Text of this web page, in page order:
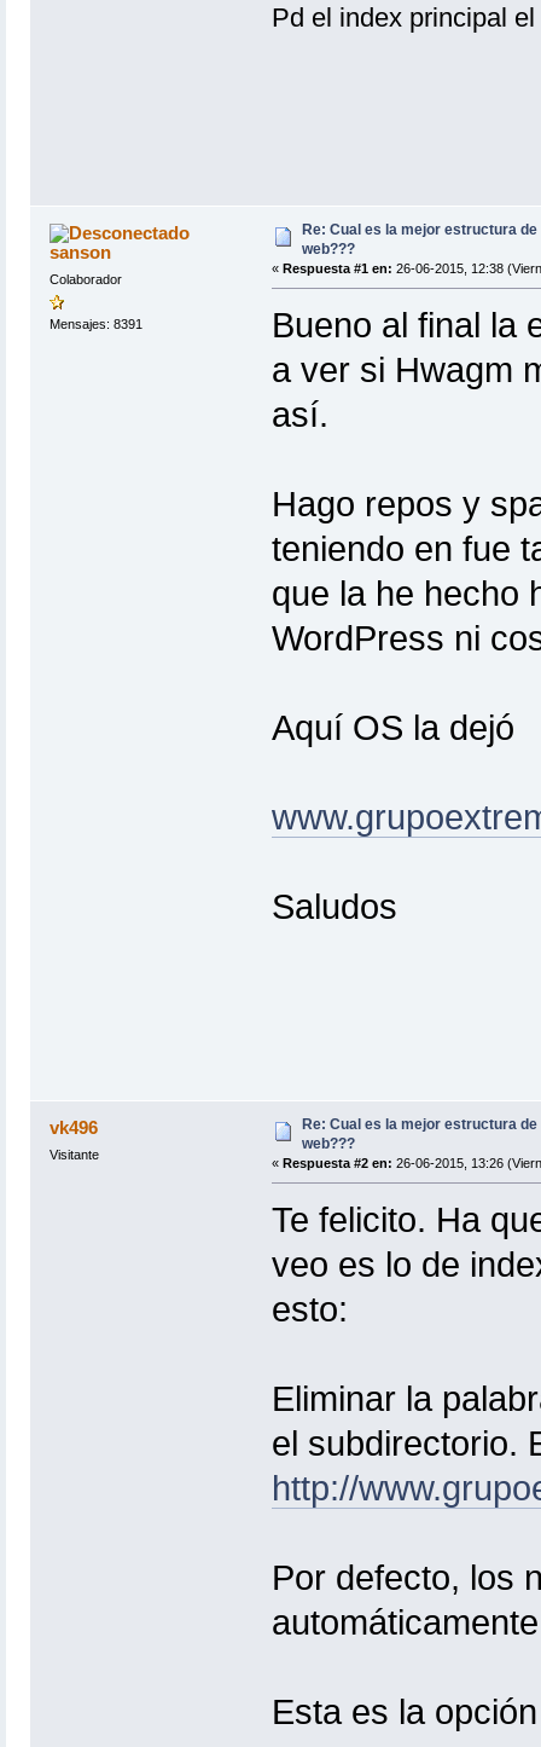
Pd el index principal
sanson
Colaborador
Mensajes: 8391
Re: Cual es la mejor estructura
web???
« Respuesta #1 en: 26-06-2015, 12:38
Bueno al final la
a ver si Hwagm
así.
Hago repos y
teniendo en fue
que la he hecho
WordPress ni
Aquí OS la dejó
Saludos
vk496
Visitante
Re: Cual es la mejor estructura
web???
« Respuesta #2 en: 26-06-2015, 13:26
Te felicito. Ha
veo es lo de
esto:
Eliminar la
el subdirectorio.
http://
Por defecto, los
Esta es la